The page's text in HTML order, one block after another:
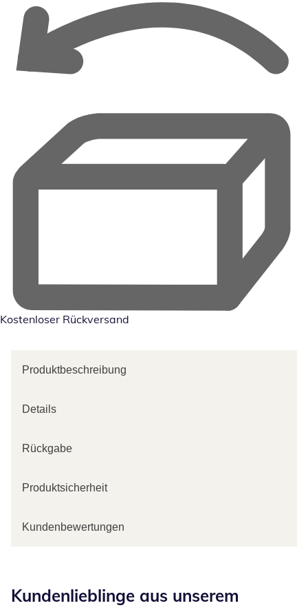
Kostenloser Rückversand
Produktbeschreibung
Details
Rückgabe
Produktsicherheit
Kundenbewertungen
Kundenlieblinge aus unserem